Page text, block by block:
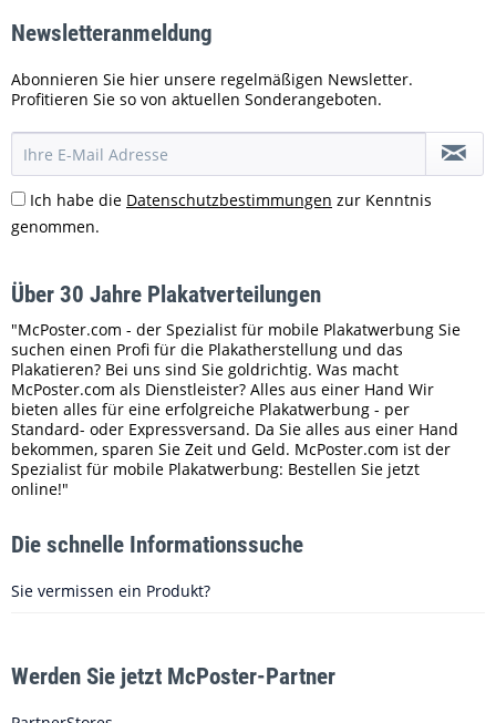
Newsletteranmeldung
Abonnieren Sie hier unsere regelmäßigen Newsletter.
Profitieren Sie so von aktuellen Sonderangeboten.
Ich habe die Datenschutzbestimmungen zur Kenntnis
genommen.
Über 30 Jahre Plakatverteilungen
"McPoster.com - der Spezialist für mobile Plakatwerbung Sie
suchen einen Profi für die Plakatherstellung und das
Plakatieren? Bei uns sind Sie goldrichtig. Was macht
McPoster.com als Dienstleister? Alles aus einer Hand Wir
bieten alles für eine erfolgreiche Plakatwerbung - per
Standard- oder Expressversand. Da Sie alles aus einer Hand
bekommen, sparen Sie Zeit und Geld. McPoster.com ist der
Spezialist für mobile Plakatwerbung: Bestellen Sie jetzt
online!"
Die schnelle Informationssuche
Sie vermissen ein Produkt?
Werden Sie jetzt McPoster-Partner